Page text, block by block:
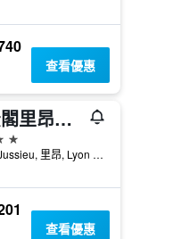
查看優惠
美憬閣里昂卡爾頓酒店
4 Rue Jussieu, 里昂, Lyon Metropolis, 法國
查看優惠